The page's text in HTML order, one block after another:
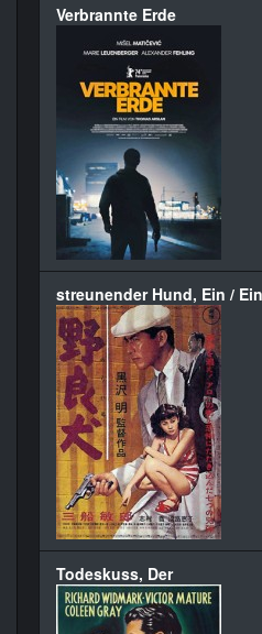
Verbrannte Erde
streunender Hund, Ein /
Todeskuss, Der